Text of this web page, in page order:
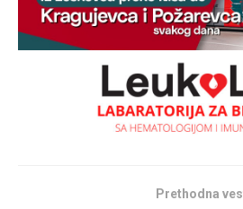
Prethodna